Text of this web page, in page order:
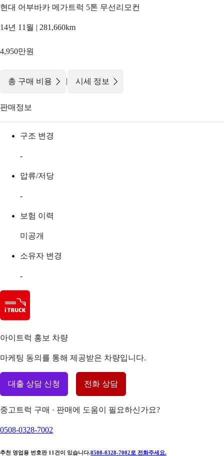
현대 어부바카 메가트럭 5톤 무선리모컨
14년 11월 | 281,660km
4,950만원
총 구매 비용 | 시세 정보
판매정보
구조 변경
-
압류/저당
-
보험 이력
미공개
소유자 변경
-
아이트럭 홍보 차량
마케팅 동의를 통해 제공받은 차량입니다.
대출 상담 신청 전화 상담
중고트럭 구매 · 판매에 도움이 필요하신가요?
0508-0328-7002
추천 영업용 번호판 11 건이 있습니다.0508-0328-7002 로 전화주세요.